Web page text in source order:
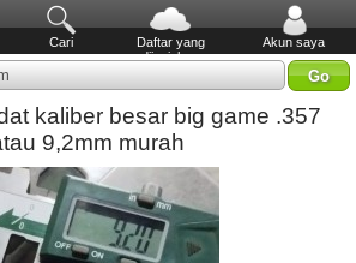
Cari
Daftar yang
diinginkan
Akun saya
kaliber besar big game .357
9,2mm murah